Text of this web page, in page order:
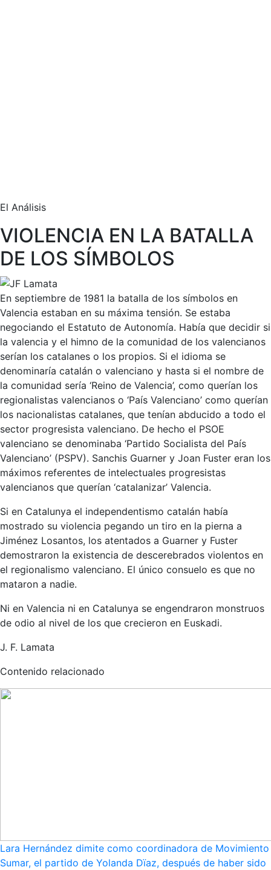
El Análisis
VIOLENCIA EN LA BATALLA
DE LOS SÍMBOLOS
En septiembre de 1981 la batalla de los símbolos en
Valencia estaban en su máxima tensión. Se estaba
negociando el Estatuto de Autonomía. Había que decidir si
la valencia y el himno de la comunidad de los valencianos
serían los catalanes o los propios. Si el idioma se
denominaría catalán o valenciano y hasta si el nombre de
la comunidad sería ‘Reino de Valencia’, como querían los
regionalistas valencianos o ‘País Valenciano’ como querían
los nacionalistas catalanes, que tenían abducido a todo el
sector progresista valenciano. De hecho el PSOE
valenciano se denominaba ‘Partido Socialista del País
Valenciano’ (PSPV). Sanchis Guarner y Joan Fuster eran los
máximos referentes de intelectuales progresistas
valencianos que querían ‘catalanizar’ Valencia.
Si en Catalunya el independentismo catalán había
mostrado su violencia pegando un tiro en la pierna a
Jiménez Losantos, los atentados a Guarner y Fuster
demostraron la existencia de descerebrados violentos en
el regionalismo valenciano. El único consuelo es que no
mataron a nadie.
Ni en Valencia ni en Catalunya se engendraron monstruos
de odio al nivel de los que crecieron en Euskadi.
J. F. Lamata
Contenido relacionado
Lara Hernández dimite como coordinadora de Movimiento
Sumar, el partido de Yolanda Dïaz, después de haber sido